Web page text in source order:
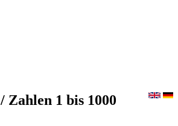
/ Zahlen 1 bis 1000